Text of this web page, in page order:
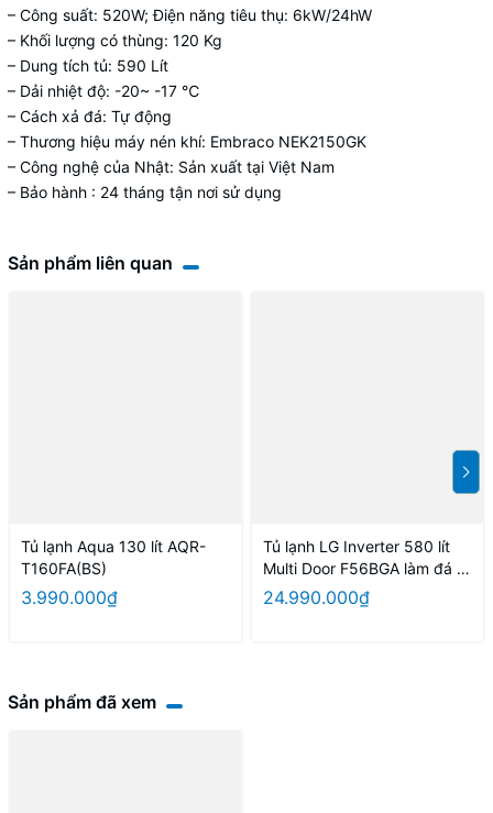
– Công suất: 520W; Điện năng tiêu thụ: 6kW/24hW
– Khối lượng có thùng: 120 Kg
– Dung tích tủ: 590 Lít
– Dải nhiệt độ: -20~ -17 ℃
– Cách xả đá: Tự động
– Thương hiệu máy nén khí: Embraco NEK2150GK
– Công nghệ của Nhật: Sản xuất tại Việt Nam
– Bảo hành : 24 tháng tận nơi sử dụng
Sản phẩm liên quan
Tủ lạnh Aqua 130 lít AQR-
T160FA(BS)
3.990.000₫
Tủ lạnh LG Inverter 580 lít
Multi Door F56BGA làm đá tự
động
24.990.000₫
Sản phẩm đã xem